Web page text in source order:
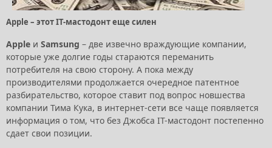
Apple – этот IT-мастодонт еще силен
Apple и Samsung – две извечно враждующие компании,
которые уже долгие годы стараются переманить
потребителя на свою сторону. А пока между
производителями продолжается очередное патентное
разбирательство, которое ставит под вопрос новшества
компании Тима Кука, в интернет-сети все чаще появляется
информация о том, что без Джобса IT-мастодонт постепенно
сдает свои позиции.